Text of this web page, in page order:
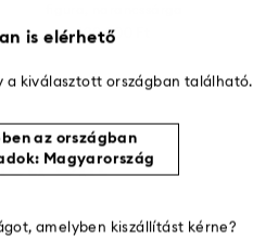
130 000 Ft
Önt
is elérhető
a kiválasztott országban található.
az országban
Magyarország
amelyben kiszállítást kérne?